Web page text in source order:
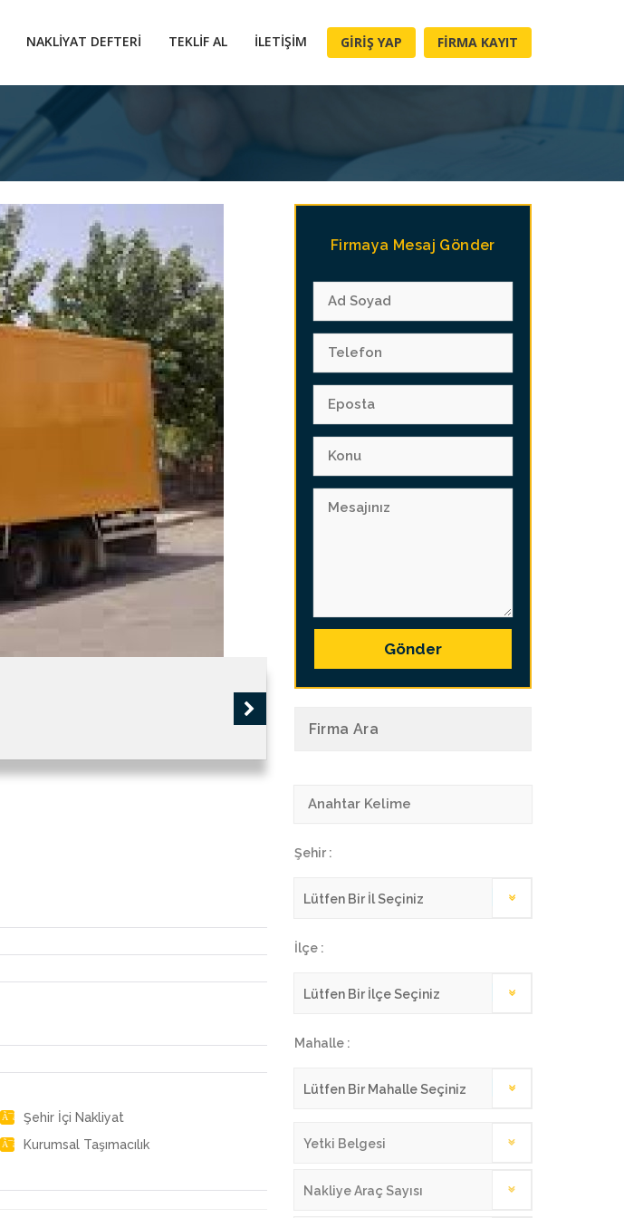
NAKLIYAT DEFTERI TEKLIF AL İLETIŞIM GIRIŞ YAP FIRMA KAYIT
Şehir İçi Nakliyat
Kurumsal Taşımacılık
Firmaya Mesaj Gönder
Gönder
Firma Ara
Şehir :
İlçe :
Mahalle :
Yetki Belgesi
Nakliye Araç Sayısı